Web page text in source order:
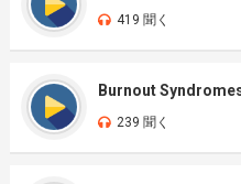
419 聞く
Burnout
239 聞く